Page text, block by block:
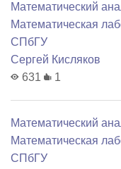
Математический
Математичеcкая
СПбГУ
Сергей Кисляков
631
1
Математический
Математичеcкая
СПбГУ